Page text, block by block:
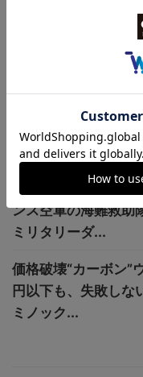
忠実復刻、1970年
ウオッチ“ハミルト
【クエルボ・イ・
時計ニュース】世界
ガースモ...
【新作時計ニュース
ンス空軍の海難救助
ミリタリーダ...
価格破壊“カーボン”
円以下も、失敗しな
ミノック...